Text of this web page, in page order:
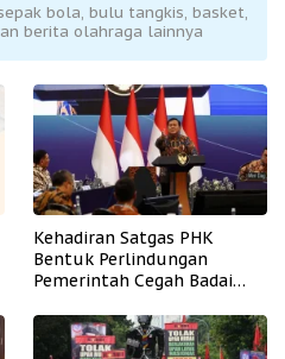
bola, bulu tangkis, basket,
berita olahraga lainnya
Kehadiran Satgas PHK
Bentuk Perlindungan
Pemerintah Cegah Badai